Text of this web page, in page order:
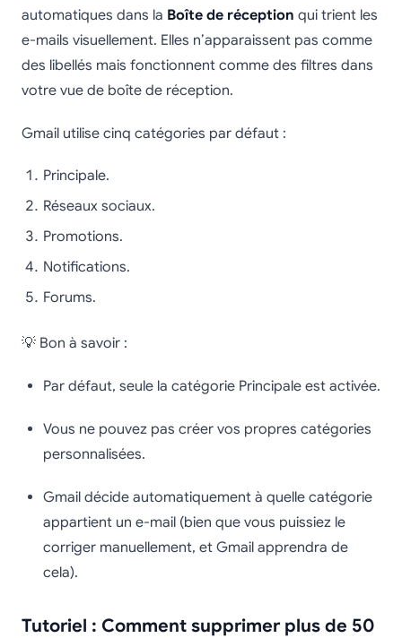
automatiques dans la Boîte de réception qui trient les
e-mails visuellement. Elles n’apparaissent pas comme
des libellés mais fonctionnent comme des filtres dans
votre vue de boîte de réception.
Gmail utilise cinq catégories par défaut :
Principale.
Réseaux sociaux.
Promotions.
Notifications.
Forums.
💡 Bon à savoir :
Par défaut, seule la catégorie Principale est activée.
Vous ne pouvez pas créer vos propres catégories
personnalisées.
Gmail décide automatiquement à quelle catégorie
appartient un e-mail (bien que vous puissiez le
corriger manuellement, et Gmail apprendra de
cela).
Tutoriel : Comment supprimer plus de 50